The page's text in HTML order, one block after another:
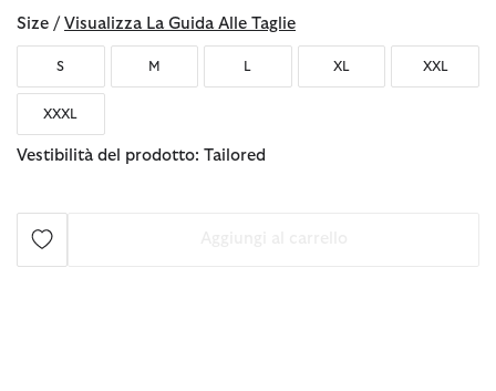
Size / Visualizza La Guida Alle Taglie
S M L XL XXL
XXXL
Vestibilità del prodotto: Tailored